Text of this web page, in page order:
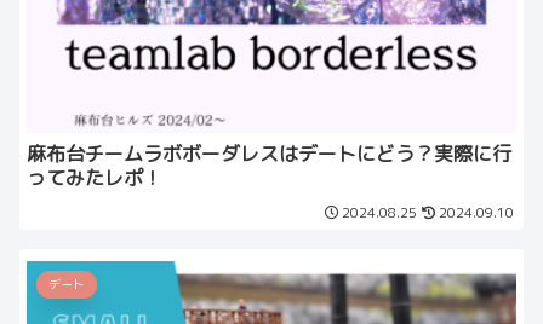
麻布台チームラボボーダレスはデートにどう？実際に行
ってみたレポ！
2024.08.25 2024.09.10
デート